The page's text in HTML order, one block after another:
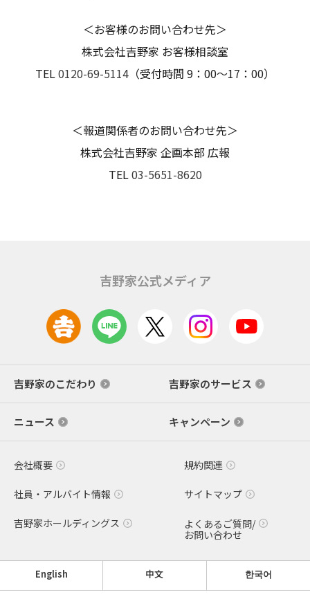
＜お客様のお問い合わせ先＞
株式会社吉野家 お客様相談室
TEL0120-69-5114 （受付時間 9：00～17：00）
＜報道関係者のお問い合わせ先＞
株式会社吉野家 企画本部 広報
TEL03-5651-8620
吉野家公式メディア
吉野家のこだわり 吉野家のサービス
ニュース キャンペーン
会社概要 規約関連
社員・アルバイト情報 サイトマップ
吉野家ホールディングス
よくあるご質問/
お問い合わせ
English 中文 한국어